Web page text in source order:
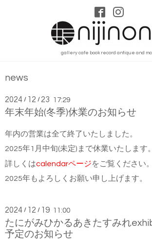
gallery cafe book record antique and
news
2024 / 12 / 23 17:29
年末年始(冬季)休業のお知らせ
年内の営業は全て終了いたしました。
2025年1月中旬(未定)まで休業いたします。
詳しくはcalendarページをご覧ください。
2025年もよろしくお願い申し上げます。
2024 / 12 / 19 11:00
たにがみひかるあきたすみれ
予定のお知らせ